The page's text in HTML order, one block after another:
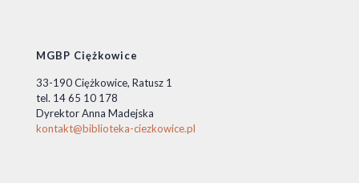
MGBP Ciężkowice
33-190 Ciężkowice, Ratusz 1
tel. 14 65 10 178
Dyrektor Anna Madejska
kontakt@biblioteka-ciezkowice.pl